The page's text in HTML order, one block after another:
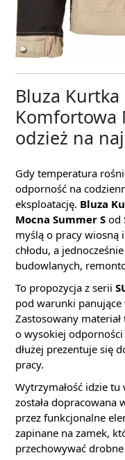
Bluza Kurtka
Komfortowa
odzież na
Gdy temperatura
odporność na
eksploatację. Bluza
Mocna Summer S od
myślą o pracy wiosną
chłodu, a
budowlanych,
To propozycja z serii
pod warunki panujące
Zastosowany
o wysokiej
dłużej prezentuje się
pracy.
Wytrzymałość idzie
została dopracowana
przez funkcjonalne
zapinane na zamek,
przechowywać